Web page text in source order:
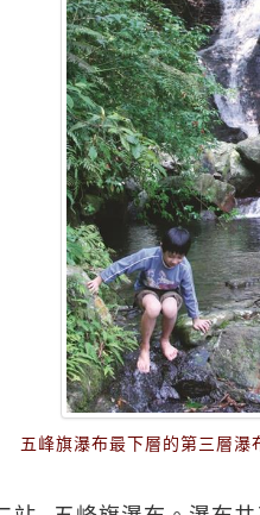
五峰旗瀑布最下層的第三層瀑